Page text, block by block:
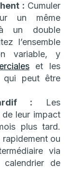
: Cumuler
un même
un double
l’ensemble
variable, y
et les
qui peut être
: Les
leur impact
plus tard.
rapidement ou
via
de